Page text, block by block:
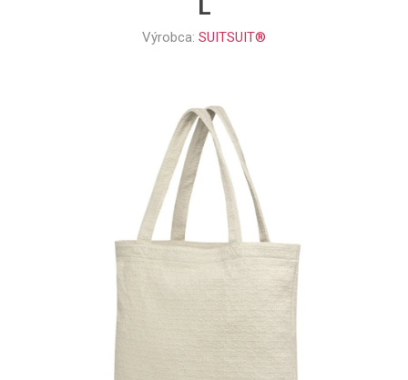
L
Výrobca: SUITSUIT®